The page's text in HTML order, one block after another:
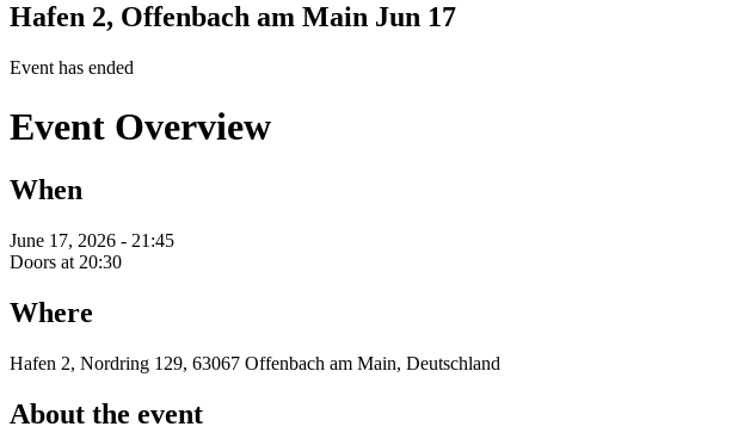
Hafen 2, Offenbach am Main Jun 17
Event has ended
Event Overview
When
June 17, 2026 - 21:45
Doors at 20:30
Where
Hafen 2, Nordring 129, 63067 Offenbach am Main, Deutschland
About the event